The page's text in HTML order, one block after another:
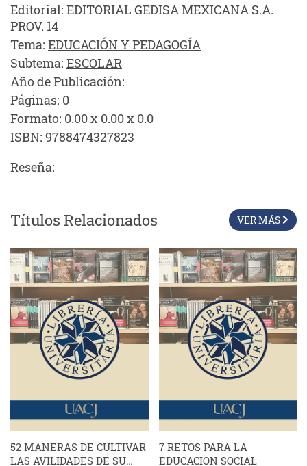
Editorial: EDITORIAL GEDISA MEXICANA S.A.
PROV. 14
Tema: EDUCACIÓN Y PEDAGOGÍA
Subtema: ESCOLAR
Año de Publicación:
Páginas: 0
Formato: 0.00 x 0.00 x 0.0
ISBN: 9788474327823
Reseña:
Títulos Relacionados VER MÁS
52 MANERAS DE CULTIVAR
LAS AVILIDADES DE SU
7 RETOS PARA LA
EDUCACION SOCIAL